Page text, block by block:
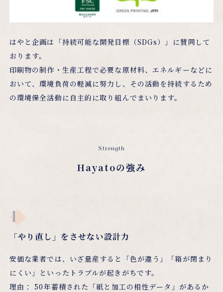
はやと企画は「持続可能な開発目標（SDGs）」に賛同して
おります。
印刷物の制作・生産工程で必要な原材料、エネルギーなどに
おいて、環境負荷の軽減に努力し、その活動を持続するため
の環境保全活動に自主的に取り組んでまいります。
Strength
Hayatoの強み
「やり直し」をさせない設計力
安価な業者では、いざ量産すると「色が違う」「箱が閉まり
にくい」といったトラブルが起きがちです。
理由： 50年蓄積された「紙と加工の相性データ」があるか